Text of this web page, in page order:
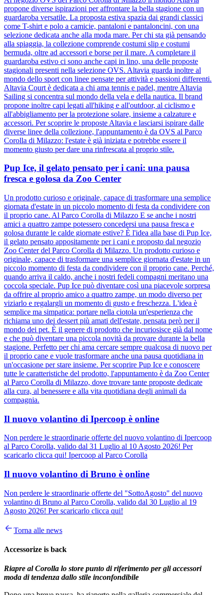
propone diverse ispirazioni per affrontare la bella stagione con un
guardaroba versatile. La proposta estiva spazia dai grandi classici
come T-shirt e polo a camicie, pantaloni e pantaloncini, con una
selezione dedicata anche alla moda mare. Per chi sta già pensando
alla spiaggia, la collezione comprende costumi slip e costumi
bermuda, oltre ad accessori e borse per il mare. A completare il
guardaroba estivo ci sono anche capi in lino, una delle proposte
stagionali presenti nella selezione OVS. Altavia guarda inoltre al
mondo dello sport con linee pensate per attività e passioni differenti.
Altavia Court è dedicata a chi ama tennis e padel, mentre Altavia
Sailing si concentra sul mondo della vela e della nautica. Il brand
propone inoltre capi legati all'hiking e all'outdoor, al ciclismo e
all'abbigliamento per la protezione solare, insieme a calzature e
accessori. Per scoprire le proposte Altavia e lasciarsi ispirare dalle
diverse linee della collezione, l'appuntamento è da OVS al Parco
Corolla di Milazzo: l'estate è già iniziata e potrebbe essere il
momento giusto per dare una rinfrescata al proprio stile.
Pup Ice, il gelato pensato per i cani: una pausa
fresca e golosa da Zoo Center
Un prodotto curioso e originale, capace di trasformare una semplice
giornata d'estate in un piccolo momento di festa da condividere con
il proprio cane. Al Parco Corolla di Milazzo E se anche i nostri
amici a quattro zampe potessero concedersi una pausa fresca e
golosa durante le calde giornate estive? È l'idea alla base di Pup Ice,
il gelato pensato appositamente per i cani e proposto dal negozio
Zoo Center del Parco Corolla di Milazzo. Un prodotto curioso e
originale, capace di trasformare una semplice giornata d'estate in un
piccolo momento di festa da condividere con il proprio cane. Perché,
quando arriva il caldo, anche i nostri fedeli compagni meritano una
coccola speciale. Pup Ice può diventare così una piacevole sorpresa
da offrire al proprio amico a quattro zampe, un modo diverso per
viziarlo e regalargli un momento di gusto e freschezza. L'idea è
semplice ma simpatica: portare nella ciotola un'esperienza che
richiama uno dei dessert più amati dell'estate, pensata però per il
mondo dei pet. È il genere di prodotto che incuriosisce già dal nome
e che può diventare una piccola novità da provare durante la bella
stagione. Perfetto per chi ama cercare sempre qualcosa di nuovo per
il proprio cane e vuole trasformare anche una pausa quotidiana in
un'occasione per stare insieme. Per scoprire Pup Ice e conoscere
tutte le caratteristiche del prodotto, l'appuntamento è da Zoo Center
al Parco Corolla di Milazzo, dove trovare tante proposte dedicate
alla cura, al benessere e alla vita quotidiana degli animali da
compagnia.
Il nuovo volantino di Ipercoop è online
Non perdere le straordinarie offerte del nuovo volantino di Ipercoop
al Parco Corolla, valido dal 31 Luglio al 10 Agosto 2026! Per
scaricarlo clicca qui! Ipercoop al Parco Corolla
Il nuovo volantino di Bruno è online
Non perdere le straordinarie offerte del "SottoAgosto" del nuovo
volantino di Bruno al Parco Corolla, valido dal 30 Luglio al 19
Agosto 2026! Per scaricarlo clicca qui!
Torna alle news
Accessorize is back
Riapre al Corolla lo store punto di riferimento per gli accessori
moda di tendenza dallo stile inconfondibile